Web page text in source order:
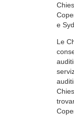
e
Le